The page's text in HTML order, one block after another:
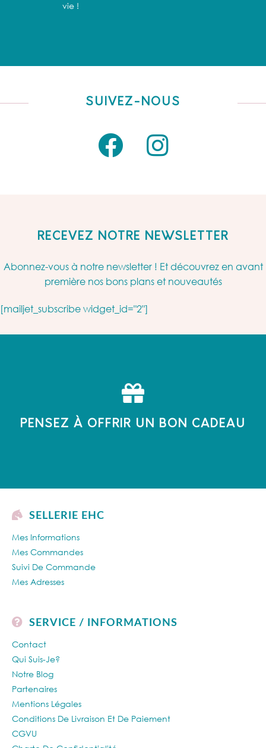
vie !
SUIVEZ-NOUS
RECEVEZ NOTRE NEWSLETTER
Abonnez-vous à notre newsletter ! Et découvrez en avant
première nos bons plans et nouveautés
[mailjet_subscribe widget_id="2"]
PENSEZ À OFFRIR UN BON CADEAU
SELLERIE EHC
Mes Informations
Mes Commandes
Suivi De Commande
Mes Adresses
SERVICE / INFORMATIONS
Contact
Qui Suis-Je?
Notre Blog
Partenaires
Mentions Légales
Conditions De Livraison Et De Paiement
CGVU